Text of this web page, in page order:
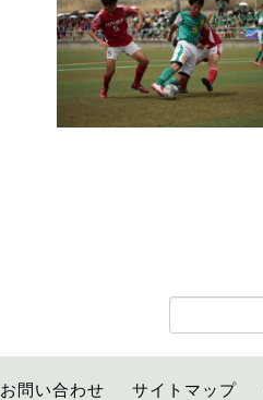
お問い合わせ サイトマップ